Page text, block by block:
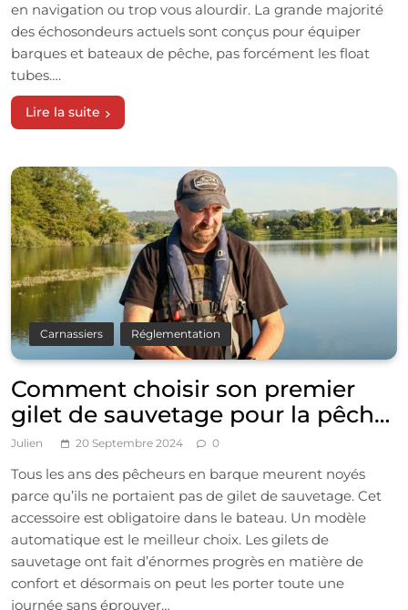
en navigation ou trop vous alourdir. La grande majorité
des échosondeurs actuels sont conçus pour équiper
barques et bateaux de pêche, pas forcément les float
tubes….
Lire la suite
Carnassiers Réglementation
Comment choisir son premier
gilet de sauvetage pour la pêche
en bateau et float-tube
Julien 20 Septembre 2024 0
Tous les ans des pêcheurs en barque meurent noyés
parce qu’ils ne portaient pas de gilet de sauvetage. Cet
accessoire est obligatoire dans le bateau. Un modèle
automatique est le meilleur choix. Les gilets de
sauvetage ont fait d’énormes progrès en matière de
confort et désormais on peut les porter toute une
journée sans éprouver…